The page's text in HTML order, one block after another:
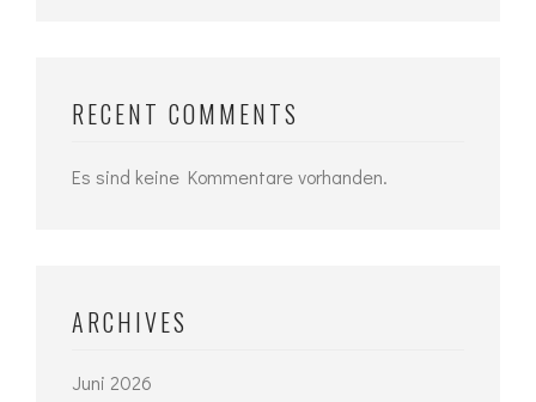
RECENT COMMENTS
Es sind keine Kommentare vorhanden.
ARCHIVES
Juni 2026